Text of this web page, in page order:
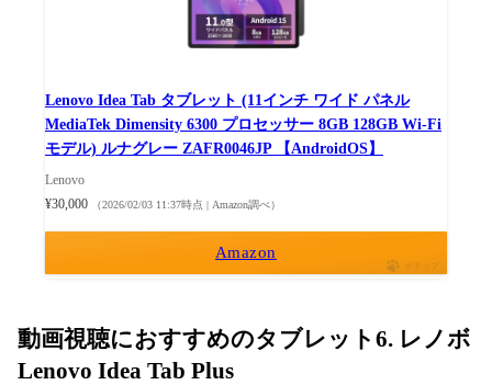
Lenovo Idea Tab タブレット (11インチ ワイド パネル
MediaTek Dimensity 6300 プロセッサー 8GB 128GB Wi-Fi
モデル) ルナグレー ZAFR0046JP 【AndroidOS】
Lenovo
¥30,000
（2026/02/03 11:37時点 | Amazon調べ）
Amazon
ポチップ
動画視聴におすすめのタブレット6. レノボ
Lenovo Idea Tab Plus